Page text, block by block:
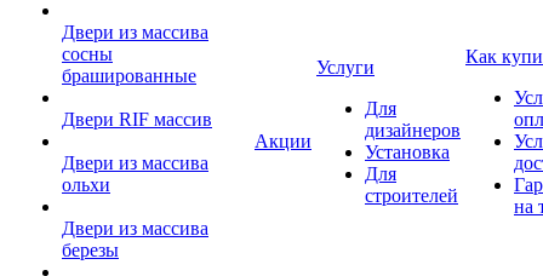
Двери из массива
сосны
брашированные
Двери RIF массив
Двери из массива
ольхи
Двери из массива
березы
Акции
Услуги
Для
дизайнеров
Установка
Для
строителей
Как
на